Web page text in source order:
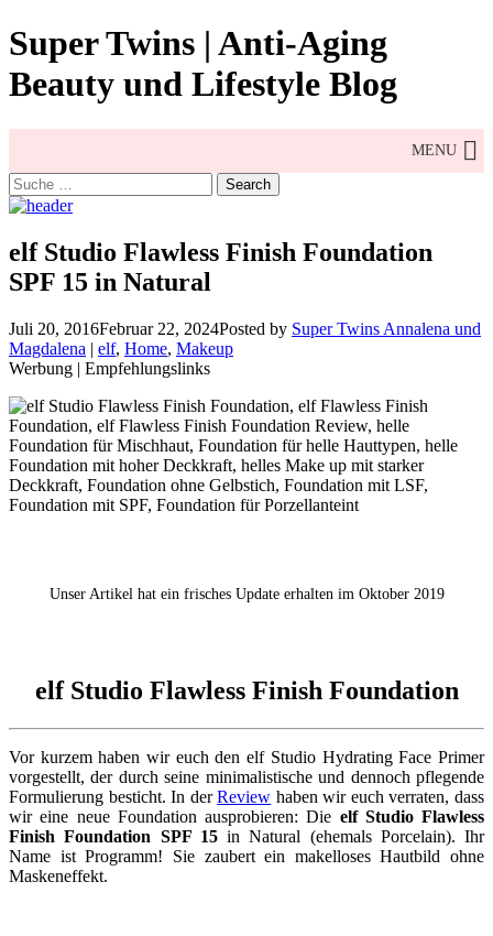
Skip
to
content
Super Twins | Anti-Aging
Beauty und Lifestyle Blog
MENU
Search
for:
elf Studio Flawless Finish Foundation
SPF 15 in Natural
Juli 20, 2016Februar 22, 2024Posted by Super Twins Annalena und
Magdalena | elf, Home, Makeup
Werbung | Empfehlungslinks
Unser Artikel hat ein frisches Update erhalten im Oktober 2019
elf Studio Flawless Finish Foundation
Vor kurzem haben wir euch den elf Studio Hydrating Face Primer
vorgestellt, der durch seine minimalistische und dennoch pflegende
Formulierung besticht. In derReview haben wir euch verraten, dass
wir eine neue Foundation ausprobieren: Die elf Studio Flawless
Finish Foundation SPF 15in Natural (ehemals Porcelain). Ihr
Name ist Programm! Sie zaubert ein makelloses Hautbild ohne
Maskeneffekt.